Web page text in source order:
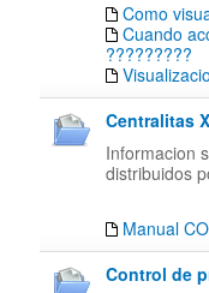
Como
Cuando
?????????
Centralitas
Informacion
distribuidos
Manual
Control de